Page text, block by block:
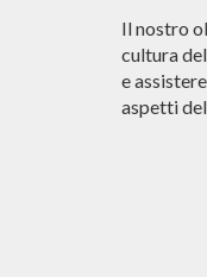
Il nostro
cultura
e
aspetti